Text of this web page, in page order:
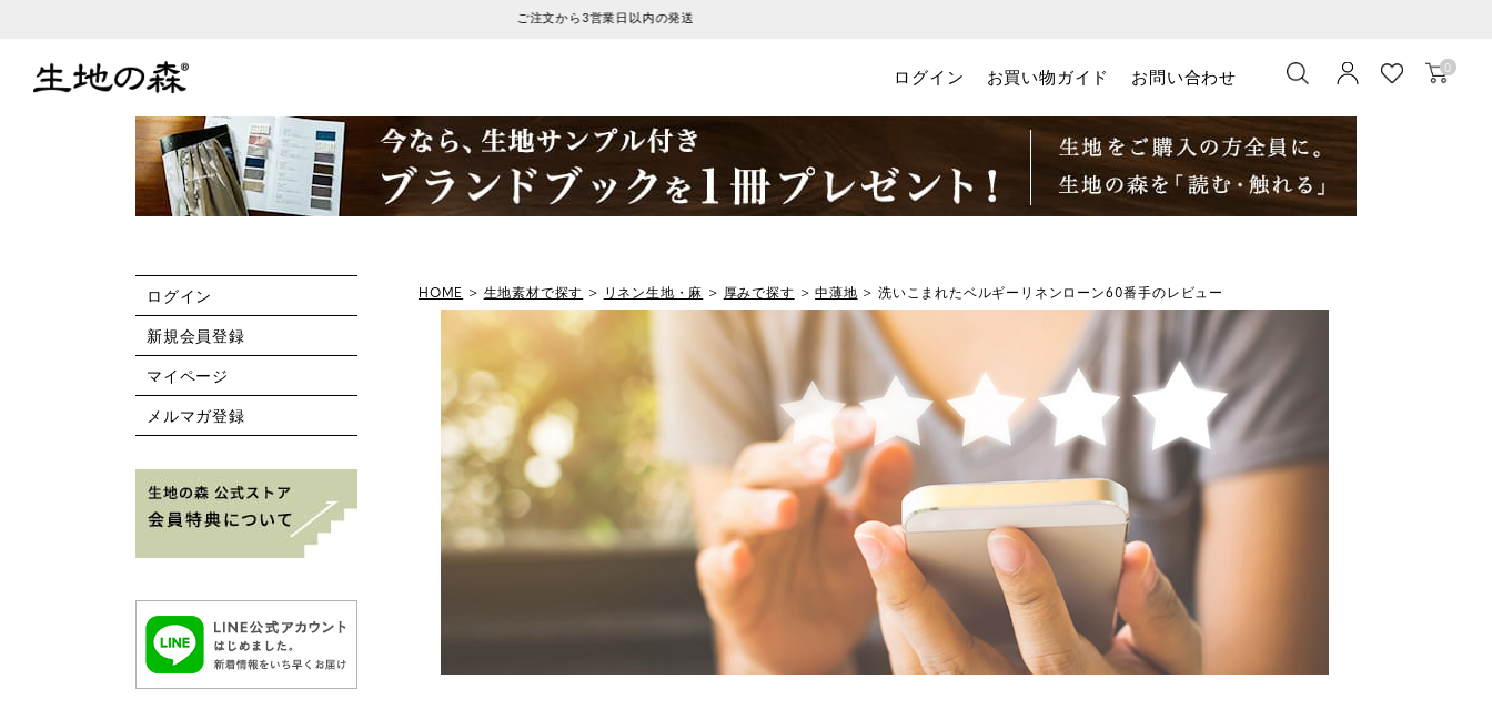
税込6600円以上のお買い物で送料無料
ログイン お買い物ガイド お問い合わせ 0
HOME 生地素材で探す リネン生地・麻 厚みで探す 中薄地 洗いこまれたベルギーリネンローン60番手のレビュー
ログイン
新規会員登録
マイページ
メルマガ登録